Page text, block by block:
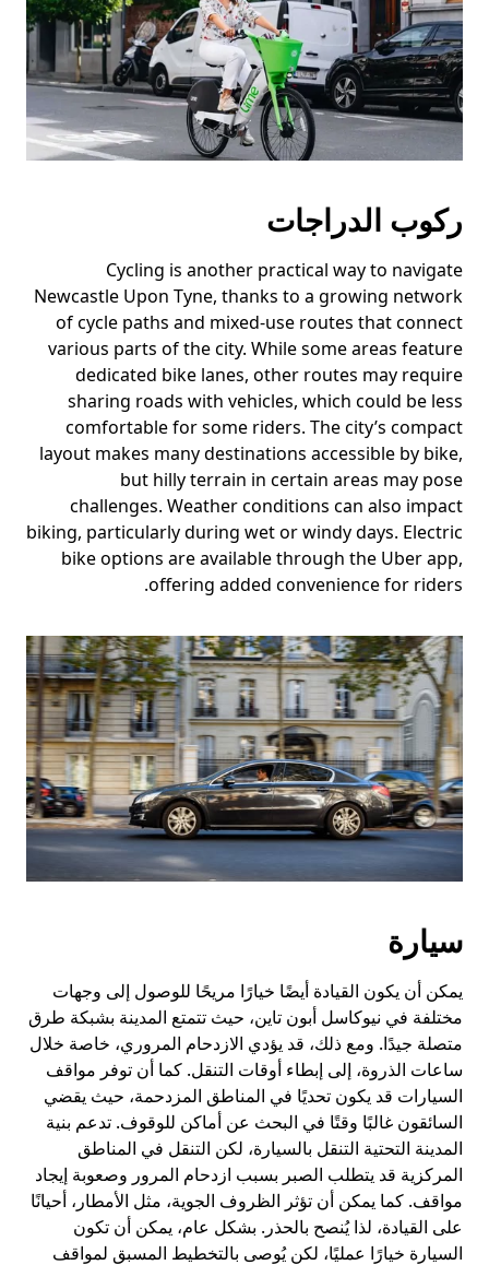
ركوب الدراجات
Cycling is another practical way to navigate
Newcastle Upon Tyne, thanks to a growing network
of cycle paths and mixed-use routes that connect
various parts of the city. While some areas feature
dedicated bike lanes, other routes may require
sharing roads with vehicles, which could be less
comfortable for some riders. The city’s compact
layout makes many destinations accessible by bike,
but hilly terrain in certain areas may pose
challenges. Weather conditions can also impact
biking, particularly during wet or windy days. Electric
bike options are available through the Uber app,
offering added convenience for riders.
سيارة
يمكن أن يكون القيادة أيضًا خيارًا مريحًا للوصول إلى وجهات
مختلفة في نيوكاسل أبون تاين، حيث تتمتع المدينة بشبكة طرق
متصلة جيدًا. ومع ذلك، قد يؤدي الازدحام المروري، خاصة خلال
ساعات الذروة، إلى إبطاء أوقات التنقل. كما أن توفر مواقف
السيارات قد يكون تحديًا في المناطق المزدحمة، حيث يقضي
السائقون غالبًا وقتًا في البحث عن أماكن للوقوف. تدعم بنية
المدينة التحتية التنقل بالسيارة، لكن التنقل في المناطق
المركزية قد يتطلب الصبر بسبب ازدحام المرور وصعوبة إيجاد
مواقف. كما يمكن أن تؤثر الظروف الجوية، مثل الأمطار، أحيانًا
على القيادة، لذا يُنصح بالحذر. بشكل عام، يمكن أن تكون
السيارة خيارًا عمليًا، لكن يُوصى بالتخطيط المسبق لمواقف